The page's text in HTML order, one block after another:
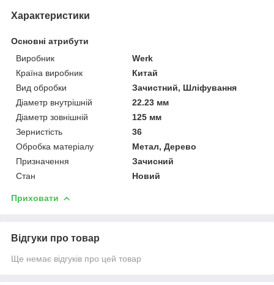
Характеристики
Основні атрибути
Виробник
Werk
Країна виробник
Китай
Вид обробки
Зачистний, Шліфування
Діаметр внутрішній
22.23 мм
Діаметр зовнішній
125 мм
Зернистість
36
Обробка матеріалу
Метал, Дерево
Призначення
Зачисний
Стан
Новий
Приховати
Відгуки про товар
Ще немає відгуків про цей товар